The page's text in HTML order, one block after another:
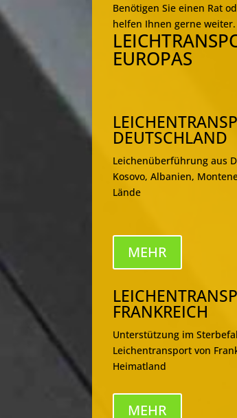
Benötigen Sie einen Rat
helfen Ihnen gerne weiter.
EUROPAS
DEUTSCHLAND
Leichenüberführung aus
Kosovo, Albanien,
Lände
MEHR
FRANKREICH
Unterstützung im
Leichentransport von
Heimatland
MEHR